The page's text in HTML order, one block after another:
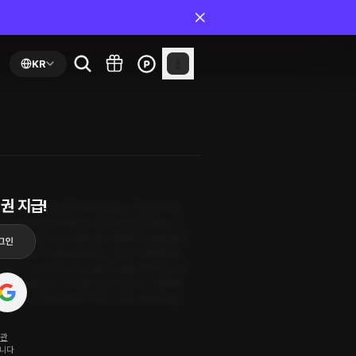
KR
지급!
다
이 익숙한 삶, 포기가 당연한 삶. 그런 단우에게
었던 태성문화재단의 이사 하준이 찾아왔다. 그
을 완전히 놓지 못해 결국 마련해 준 연습실을 오
고 돈까지 내밀며 쫓아다닌 건 나야. 뻔뻔해지라
이 일렁인다. “가치를 둬 본 적 없어요. 기대하게
“그렇게 하나씩 가지는 거야.” 내게로 오는